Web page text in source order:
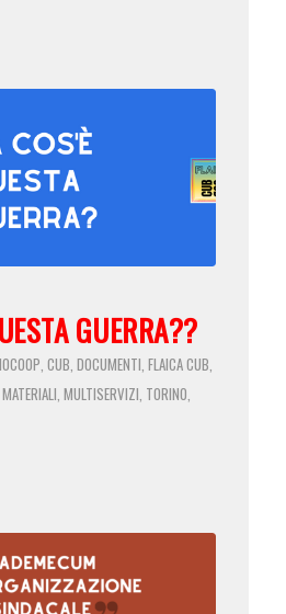
GUERRA??
, CUB, DOCUMENTI, FLAICA CUB,
MATERIALI, MULTISERVIZI, TORINO,